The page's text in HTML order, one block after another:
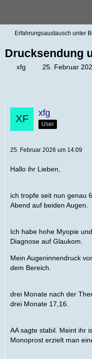
Erfahrungsaustausch unter
Drucksendung
xfg 25. Februar
xfg
User
25. Februar 2026 um 14:09
Hallo ihr Lieben,
ich tropfe seit nun genau
Abend auf beiden Augen.
Ich habe hohe Myopie
Diagnose auf Glaukom.
Mein Augeninnendruck
dem Bereich.
drei Monate nach der
drei Monate 17,16.
AA sagte stabil. Meint ihr
Monoprost erzielt man